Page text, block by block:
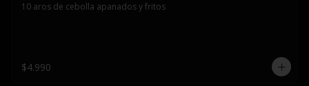
10 aros de cebolla apanados y fritos
$4.990